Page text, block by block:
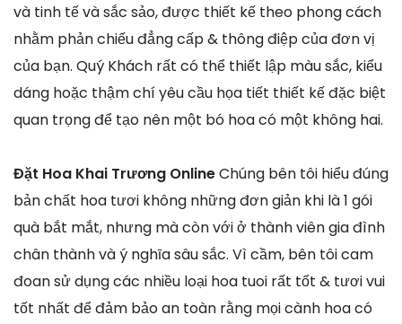
và tinh tế và sắc sảo, được thiết kế theo phong cách
nhằm phản chiếu đẳng cấp & thông điệp của đơn vị
của bạn. Quý Khách rất có thể thiết lập màu sắc, kiểu
dáng hoặc thậm chí yêu cầu họa tiết thiết kế đặc biệt
quan trọng để tạo nên một bó hoa có một không hai.
Đặt Hoa Khai Trương OnlineChúng bên tôi hiểu đúng
bản chất hoa tươi không những đơn giản khi là 1 gói
quà bắt mắt, nhưng mà còn với ở thành viên gia đình
chân thành và ý nghĩa sâu sắc. Vì cầm, bên tôi cam
đoan sử dụng các nhiều loại hoa tuoi rất tốt & tươi vui
tốt nhất để đảm bảo an toàn rằng mọi cành hoa có